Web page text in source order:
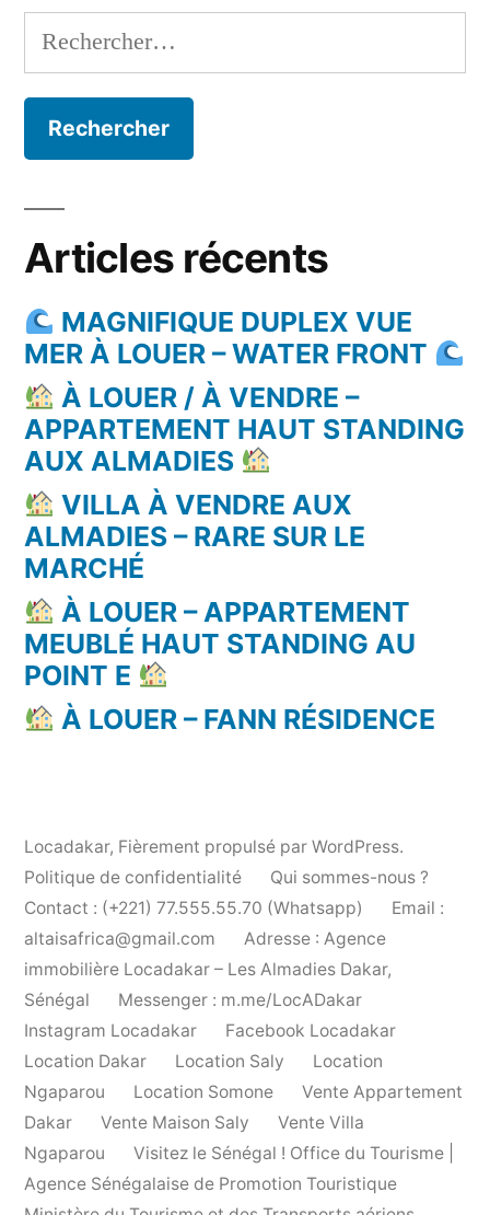
Rechercher :
Articles récents
MAGNIFIQUE DUPLEX VUE
MER À LOUER – WATER FRONT
À LOUER / À VENDRE –
APPARTEMENT HAUT STANDING
AUX ALMADIES
VILLA À VENDRE AUX
ALMADIES – RARE SUR LE
MARCHÉ
À LOUER – APPARTEMENT
MEUBLÉ HAUT STANDING AU
POINT E
À LOUER – FANN RÉSIDENCE
Locadakar, Fièrement propulsé par WordPress.
Politique de confidentialité
Qui sommes-nous ?
Contact : (+221) 77.555.55.70 (Whatsapp)
Email :
altaisafrica@gmail.com
Adresse : Agence
immobilière Locadakar – Les Almadies Dakar,
Sénégal
Messenger : m.me/LocADakar
Instagram Locadakar
Facebook Locadakar
Location Dakar
Location Saly
Location
Ngaparou
Location Somone
Vente Appartement
Dakar
Vente Maison Saly
Vente Villa
Ngaparou
Visitez le Sénégal ! Office du Tourisme |
Agence Sénégalaise de Promotion Touristique